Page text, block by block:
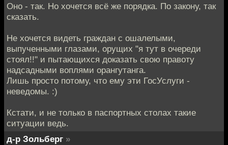
Оно - так. Но хочется всё же порядка. По закону, так
сказать.
Не хочется видеть граждан с ошалелыми,
выпученными глазами, орущих "я тут в очереди
стоял!!" и пытающихся доказать свою правоту
надсадными воплями орангутанга.
Лишь просто потому, что ему эти ГосУслуги -
неведомы. :)
Кстати, и не только в паспортных столах такие
ситуации ведь.
д-р Зольберг »